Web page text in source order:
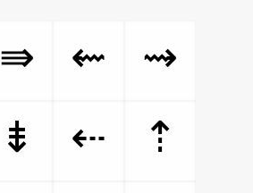
⇛ ⇜
⇝
⇟ ⇠
⇡